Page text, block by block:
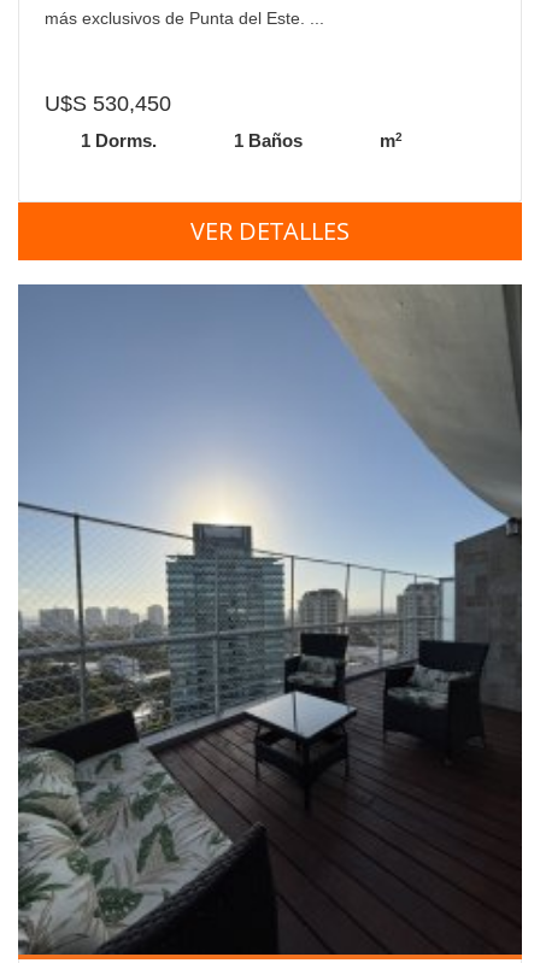
más exclusivos de Punta del Este. ...
U$S 530,450
1 Dorms. 1 Baños m2
VER DETALLES